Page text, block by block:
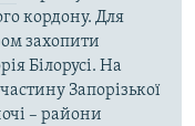
кордону. Для
захопити
Білорусі. На
Запорізької
– райони